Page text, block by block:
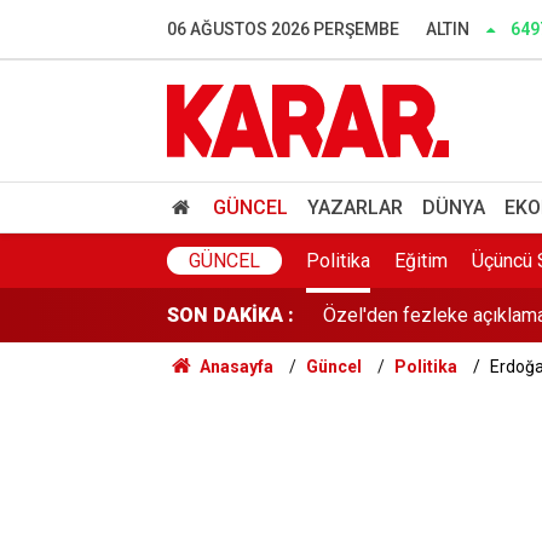
06 AĞUSTOS 2026 PERŞEMBE ALTIN
GÜNCEL YAZARLAR DÜNYA
GÜNCEL Politika Eğitim Üçüncü
SON DAKİKA :
MGK bildirisinde
Hamas'tan ABD'ye İsrail
Özel'den fezleke
Anketlerde Elif Eralp
THY ve Koç'u sollayan
Anasayfa Güncel Politika